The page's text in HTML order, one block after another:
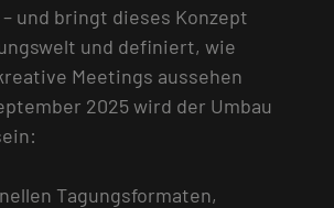
und bringt dieses Konzept
und definiert, wie
Meetings aussehen
2025 wird der Umbau
Tagungsformaten,